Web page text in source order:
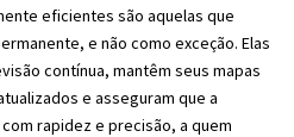
eficientes são aquelas que
e não como exceção. Elas
contínua, mantêm seus mapas
e asseguram que a
rapidez e precisão, a quem